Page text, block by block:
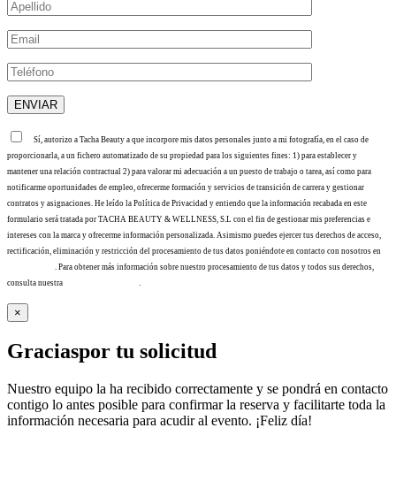
Sí, autorizo a Tacha Beauty a que incorpore mis datos personales junto a mi fotografía, en el caso de
proporcionarla, a un fichero automatizado de su propiedad para los siguientes fines: 1) para establecer y
mantener una relación contractual 2) para valorar mi adecuación a un puesto de trabajo o tarea, así como para
notificarme oportunidades de empleo, ofrecerme formación y servicios de transición de carrera y gestionar
contratos y asignaciones. He leído la Política de Privacidad y entiendo que la información recabada en este
formulario será tratada por TACHA BEAUTY & WELLNESS, S.L con el fin de gestionar mis preferencias e
intereses con la marca y ofrecerme información personalizada. Asimismo puedes ejercer tus derechos de acceso,
rectificación, eliminación y restricción del procesamiento de tus datos poniéndote en contacto con nosotros en
. Para obtener más información sobre nuestro procesamiento de tus datos y todos sus derechos,
consulta nuestra
×
Graciaspor tu solicitud
Nuestro equipo la ha recibido correctamente y se pondrá en contacto
contigo lo antes posible para confirmar la reserva y facilitarte toda la
información necesaria para acudir al evento. ¡Feliz día!